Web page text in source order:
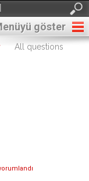
göster
All questions